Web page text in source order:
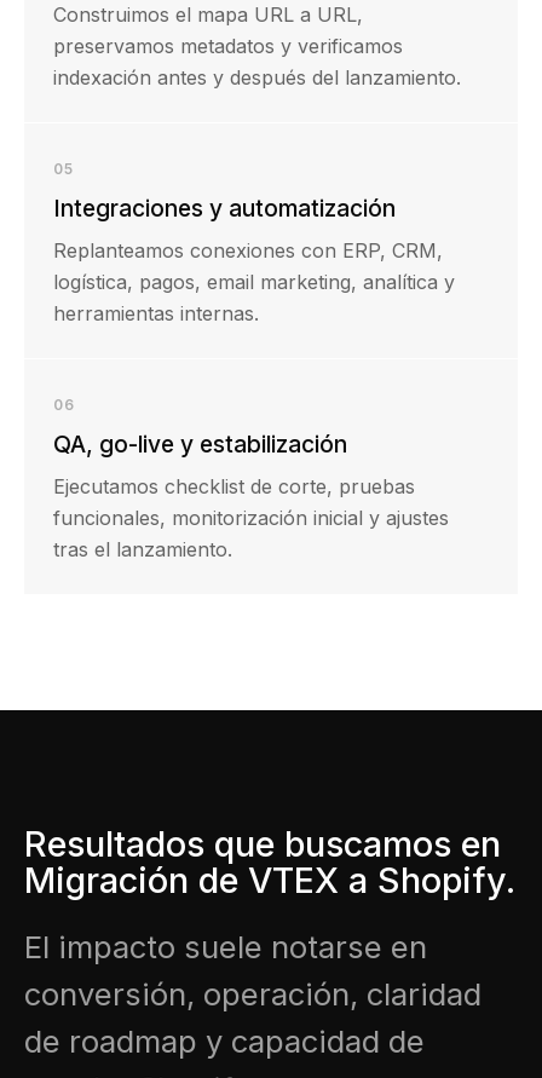
Construimos el mapa URL a URL,
preservamos metadatos y verificamos
indexación antes y después del lanzamiento.
05
Integraciones y automatización
Replanteamos conexiones con ERP, CRM,
logística, pagos, email marketing, analítica y
herramientas internas.
06
QA, go-live y estabilización
Ejecutamos checklist de corte, pruebas
funcionales, monitorización inicial y ajustes
tras el lanzamiento.
Resultados que buscamos en
Migración de VTEX a Shopify.
El impacto suele notarse en
conversión, operación, claridad
de roadmap y capacidad de